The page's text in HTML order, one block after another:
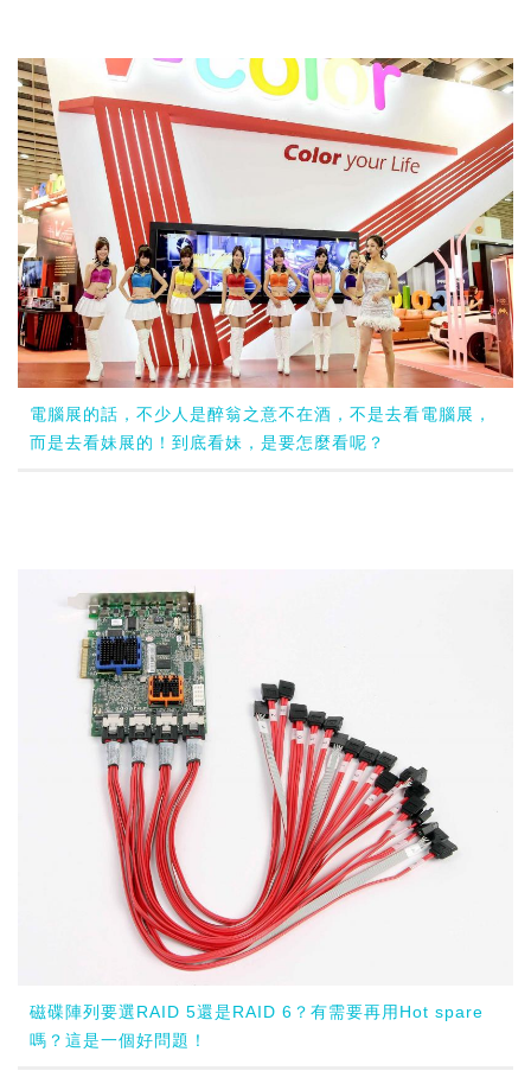
電腦展的話，不少人是醉翁之意不在酒，不是去看電腦展，
而是去看妹展的！到底看妹，是要怎麼看呢？
磁碟陣列要選RAID 5還是RAID 6？有需要再用Hot spare
嗎？這是一個好問題！